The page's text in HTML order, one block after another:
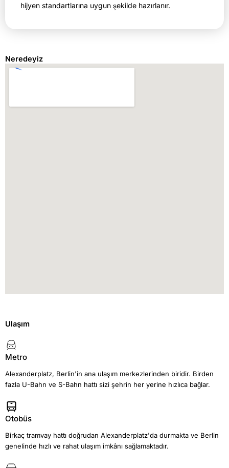
hijyen standartlarına uygun şekilde hazırlanır.
Neredeyiz
Ulaşım
Metro
Alexanderplatz, Berlin'in ana ulaşım merkezlerinden biridir. Birden
fazla U-Bahn ve S-Bahn hattı sizi şehrin her yerine hızlıca bağlar.
Otobüs
Birkaç tramvay hattı doğrudan Alexanderplatz'da durmakta ve Berlin
genelinde hızlı ve rahat ulaşım imkânı sağlamaktadır.